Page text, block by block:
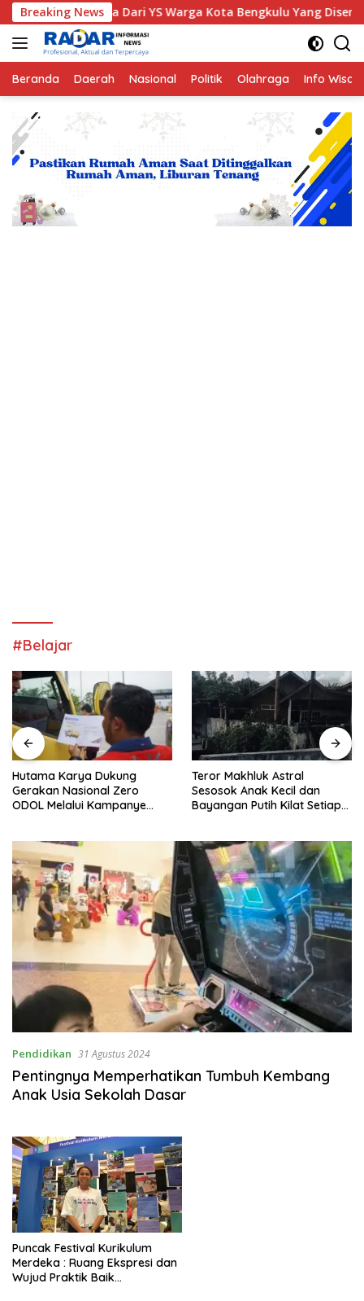
Langsung
ke
konten
Breaking News
Nyata Dari YS Warga Kota Bengkulu Yang Disembunyikan
Beranda Daerah Nasional Politik Olahraga Info
#Belajar
Hutama Karya Dukung
Gerakan Nasional Zero
ODOL Melalui Kampanye
Teror Makhluk Astral
Sesosok Anak Kecil dan
Bayangan Putih Kilat Setiap
Pendidikan 31 Agustus 2024
Pentingnya Memperhatikan Tumbuh Kembang
Anak Usia Sekolah Dasar
Puncak Festival Kurikulum
Merdeka : Ruang Ekspresi dan
Wujud Praktik Baik